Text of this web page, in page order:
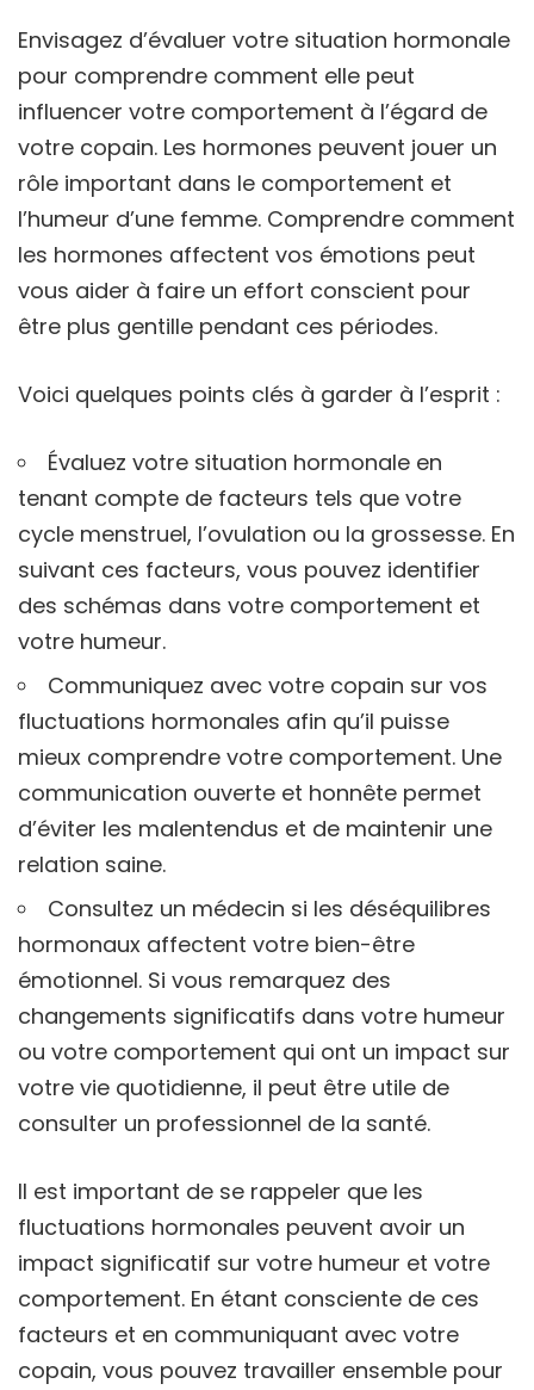
Envisagez d’évaluer votre situation hormonale
pour comprendre comment elle peut
influencer votre comportement à l’égard de
votre copain. Les hormones peuvent jouer un
rôle important dans le comportement et
l’humeur d’une femme. Comprendre comment
les hormones affectent vos émotions peut
vous aider à faire un effort conscient pour
être plus gentille pendant ces périodes.
Voici quelques points clés à garder à l’esprit :
Évaluez votre situation hormonale en
tenant compte de facteurs tels que votre
cycle menstruel, l’ovulation ou la grossesse. En
suivant ces facteurs, vous pouvez identifier
des schémas dans votre comportement et
votre humeur.
Communiquez avec votre copain sur vos
fluctuations hormonales afin qu’il puisse
mieux comprendre votre comportement. Une
communication ouverte et honnête permet
d’éviter les malentendus et de maintenir une
relation saine.
Consultez un médecin si les déséquilibres
hormonaux affectent votre bien-être
émotionnel. Si vous remarquez des
changements significatifs dans votre humeur
ou votre comportement qui ont un impact sur
votre vie quotidienne, il peut être utile de
consulter un professionnel de la santé.
Il est important de se rappeler que les
fluctuations hormonales peuvent avoir un
impact significatif sur votre humeur et votre
comportement. En étant consciente de ces
facteurs et en communiquant avec votre
copain, vous pouvez travailler ensemble pour